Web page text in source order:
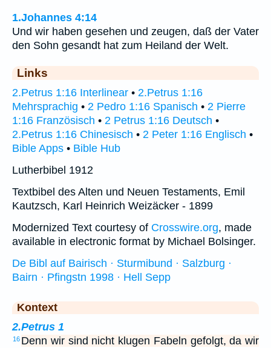
1.Johannes 4:14
Und wir haben gesehen und zeugen, daß der Vater
den Sohn gesandt hat zum Heiland der Welt.
Links
2.Petrus 1:16 Interlinear • 2.Petrus 1:16
Mehrsprachig • 2 Pedro 1:16 Spanisch • 2 Pierre
1:16 Französisch • 2 Petrus 1:16 Deutsch •
2.Petrus 1:16 Chinesisch • 2 Peter 1:16 Englisch •
Bible Apps • Bible Hub
Lutherbibel 1912
Textbibel des Alten und Neuen Testaments, Emil
Kautzsch, Karl Heinrich Weizäcker - 1899
Modernized Text courtesy of Crosswire.org, made
available in electronic format by Michael Bolsinger.
De Bibl auf Bairisch · Sturmibund · Salzburg ·
Bairn · Pfingstn 1998 · Hell Sepp
Kontext
2.Petrus 1
16 Denn wir sind nicht klugen Fabeln gefolgt, da wir